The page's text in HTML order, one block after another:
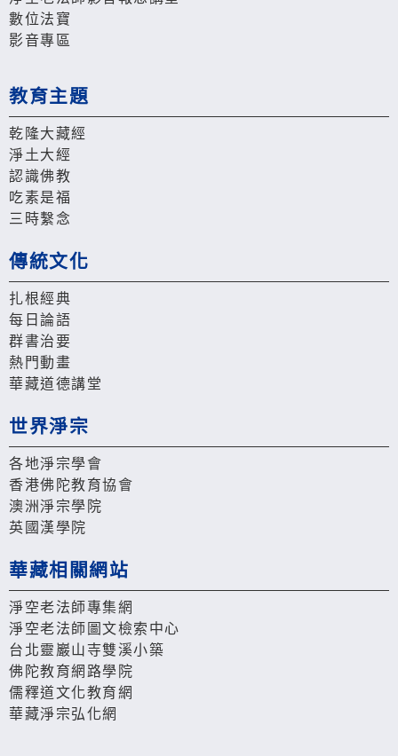
數位法寶
影音專區
教育主題
乾隆大藏經
淨土大經
認識佛教
吃素是福
三時繫念
傳統文化
扎根經典
每日論語
群書治要
熱門動畫
華藏道德講堂
世界淨宗
各地淨宗學會
香港佛陀教育協會
澳洲淨宗學院
英國漢學院
華藏相關網站
淨空老法師專集網
淨空老法師圖文檢索中心
台北靈巖山寺雙溪小築
佛陀教育網路學院
儒釋道文化教育網
華藏淨宗弘化網